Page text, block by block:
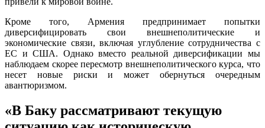
Кроме того, Армения предпринимает попытки
диверсифицировать свои внешнеполитические и
экономические связи, включая углубление сотрудничества с
ЕС и США. Однако вместо реальной диверсификации мы
наблюдаем скорее пересмотр внешнеполитического курса, что
несет новые риски и может обернуться очередным
авантюризмом.
«В Баку рассматривают текущую